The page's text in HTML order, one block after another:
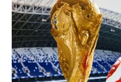
WAHANA
NEWS
WAHANA
TANI
WAHANA